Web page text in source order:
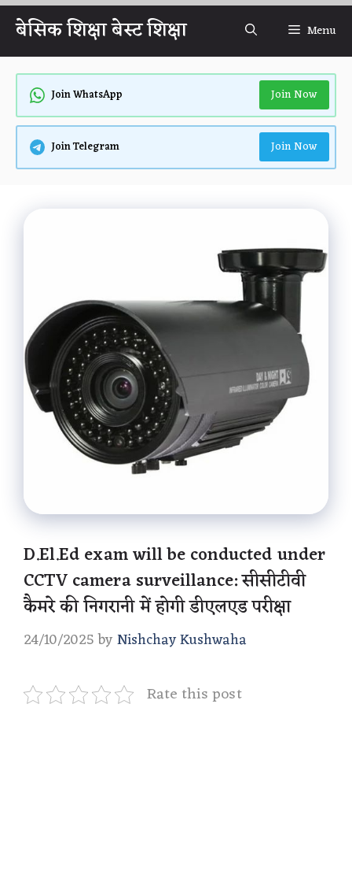
Skip
content
बेसिक शिक्षा बेस्ट शिक्षा Menu
Join WhatsApp Join Now
Join Telegram Join Now
D.El.Ed exam will be conducted under
CCTV camera surveillance: सीसीटीवी
कैमरे की निगरानी में होगी डीएलएड परीक्षा
24/10/2025 byNishchay Kushwaha
Rate this post